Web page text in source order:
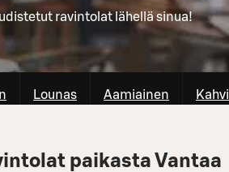
ravintolat lähellä sinua!
Lounas Aamiainen
paikasta Vantaa